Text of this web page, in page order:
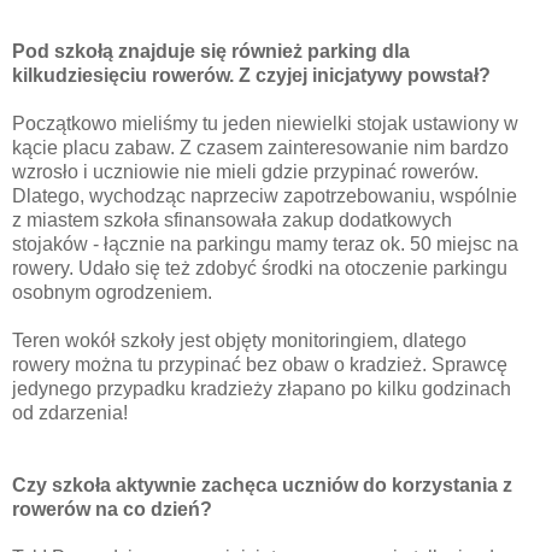
Pod szkołą znajduje się również parking dla
kilkudziesięciu rowerów. Z czyjej inicjatywy powstał?
Początkowo mieliśmy tu jeden niewielki stojak ustawiony w
kącie placu zabaw. Z czasem zainteresowanie nim bardzo
wzrosło i uczniowie nie mieli gdzie przypinać rowerów.
Dlatego, wychodząc naprzeciw zapotrzebowaniu, wspólnie
z miastem szkoła sfinansowała zakup dodatkowych
stojaków - łącznie na parkingu mamy teraz ok. 50 miejsc na
rowery. Udało się też zdobyć środki na otoczenie parkingu
osobnym ogrodzeniem.
Teren wokół szkoły jest objęty monitoringiem, dlatego
rowery można tu przypinać bez obaw o kradzież. Sprawcę
jedynego przypadku kradzieży złapano po kilku godzinach
od zdarzenia!
Czy szkoła aktywnie zachęca uczniów do korzystania z
rowerów na co dzień?